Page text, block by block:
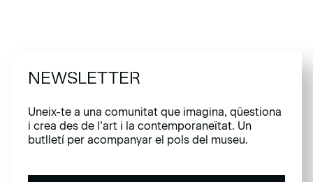
NEWSLETTER
Uneix-te a una comunitat que imagina, qüestiona
i crea des de l’art i la contemporaneïtat. Un
butlletí per acompanyar el pols del museu.